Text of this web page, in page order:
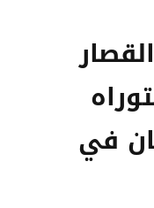
في